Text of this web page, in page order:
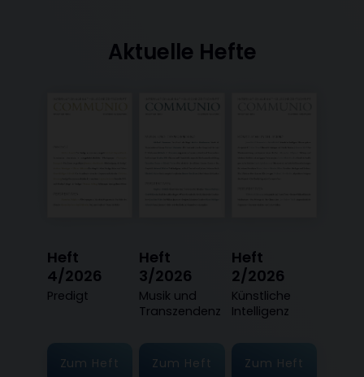
Aktuelle Hefte
Heft
4/2026
:
Predigt
Zum Heft
Heft
3/2026
:
Musik und
Transzendenz
Zum Heft
Heft
2/2026
:
Künstliche
Intelligenz
Zum Heft